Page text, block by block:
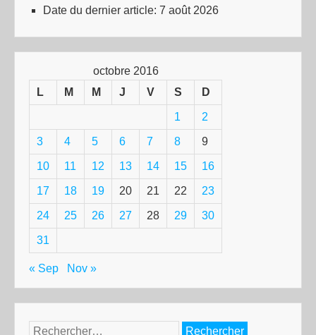
Date du dernier article: 7 août 2026
octobre 2016
L
M M J V S D
1 2
3 4 5 6 7 8 9
10 11 12 13 14 15 16
17 18 19 20 21 22 23
24 25 26 27 28 29 30
31
« Sep Nov »
Rechercher :